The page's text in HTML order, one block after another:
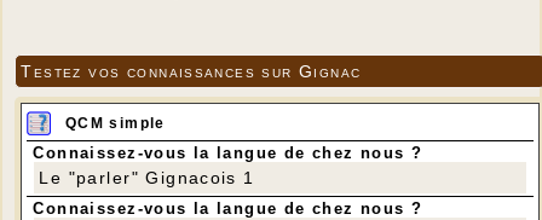
Testez vos connaissances sur Gignac
QCM simple
Connaissez-vous la langue de chez nous ?
Le "parler" Gignacois 1
Connaissez-vous la langue de chez nous ?